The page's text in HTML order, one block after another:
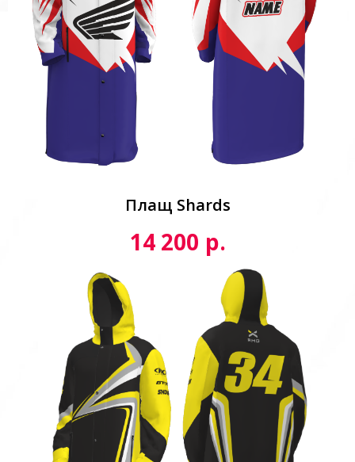
Плащ Shards
14 200 р.